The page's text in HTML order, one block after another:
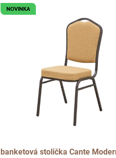
NOVINKA
banketová stolička Cante